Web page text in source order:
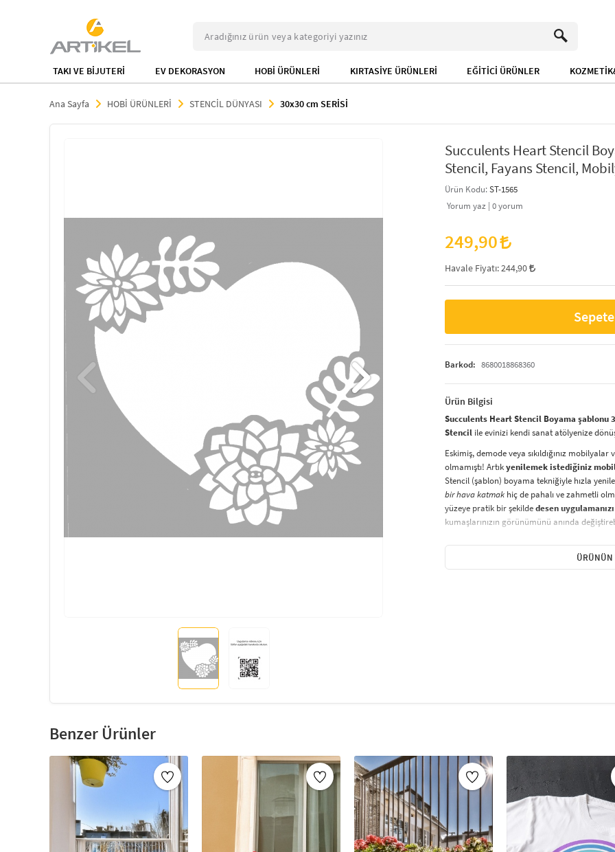
TAKI VE BİJUTERİ EV DEKORASYON HOBİ ÜRÜNLERİ KIRTASİYE ÜRÜNLERİ EĞİTİCİ ÜRÜNLER
Ana Sayfa HOBİ ÜRÜNLERİ STENCİL DÜNYASI 30x30 cm SERİSİ
Succulents Heart Stencil
Stencil, Fayans Stencil,
Ürün Kodu:ST-1565
Yorum yaz | 0yorum
249,90
Havale Fiyatı:244,90
Barkod: 8680018868360
Ürün Bilgisi
Succulents Heart Stencil Boyama şablonu
Stencil ile evinizi kendi sanat atölyenize
Eskimiş, demode veya sıkıldığınız
olmamıştı! Artıkyenilemek istediğiniz
Stencil (şablon) boyama tekniğiyle hızla
bir hava katmak hiç de pahalı ve zahmetli
yüzeye pratik bir şekildedesen uygulamanızı
kumaşlarınızın görünümünü anında
sabitleyip, istediğiniz renklerle boyama
boyama seti ile yaratıcı projeler
tekniği, her türlü yüzeyde
Duvar ve cam süslemeleri
ÜRÜNÜN
Benzer Ürünler